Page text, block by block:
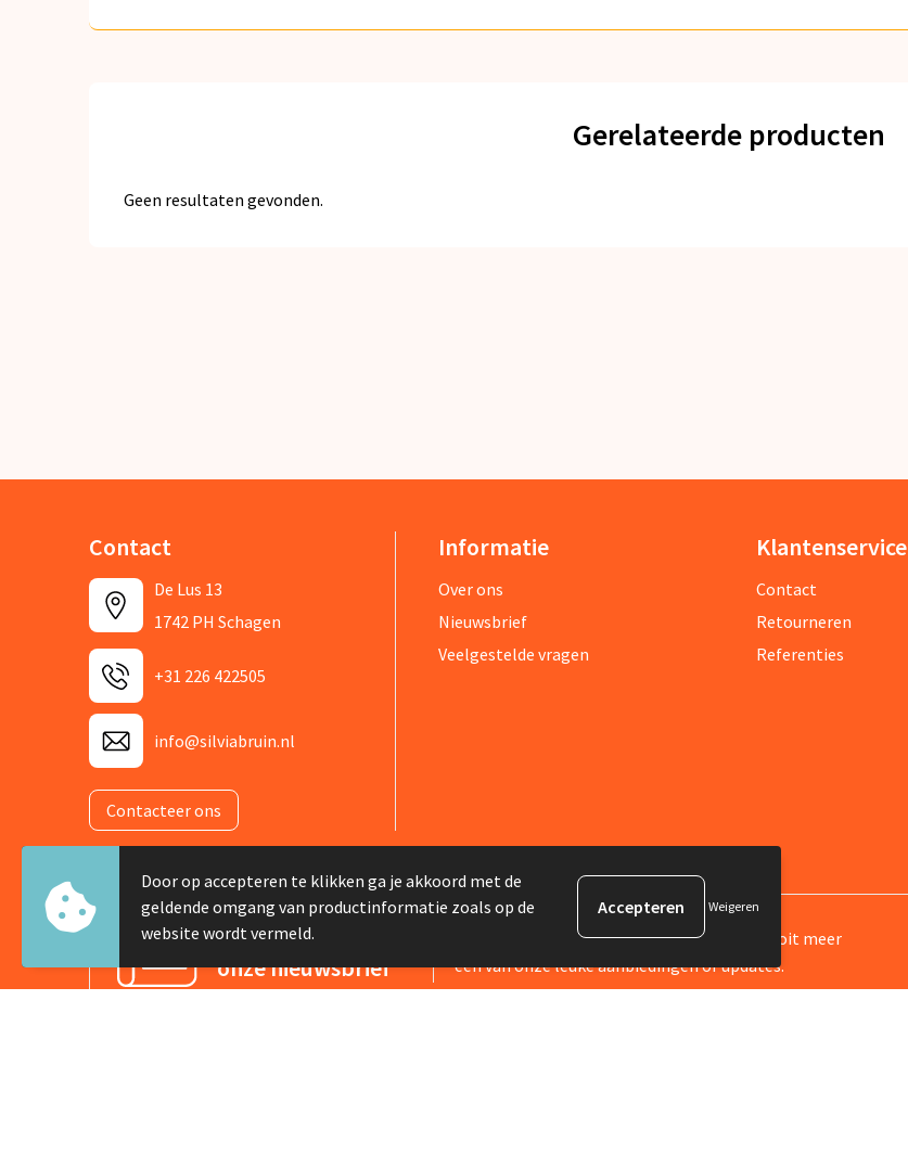
Gerelateerde producten
Geen resultaten gevonden.
Contact
De Lus 13
1742 PH Schagen
+31 226 422505
info@silviabruin.nl
Contacteer ons
Informatie
Over ons
Nieuwsbrief
Veelgestelde vragen
Klantenservice
Contact
Retourneren
Referenties
Meld je aan voor
onze nieuwsbrief
Schrijf je in voor onze nieuwsbrief en mis nooit meer
één van onze leuke aanbiedingen of updates.
Door op accepteren te klikken ga je akkoord met de
geldende omgang van productinformatie zoals op de
website wordt vermeld.
Weigeren